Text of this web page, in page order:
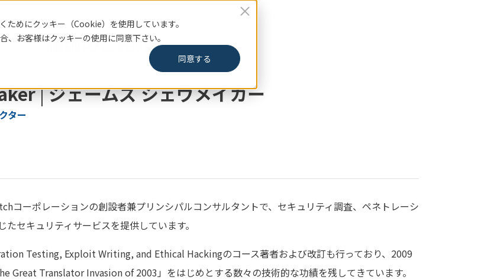
めにクッキー（Cookie）を使用しています。
、お客様はクッキーの使用に同意下さい。
同意する
講師のご紹介
|ジェームズ シェウメイカー
ター
コーポレーションの創設者兼プリンシパルコンサルタントで、セキュリティ調査、ペネトレーシ
セキュリティサービスを提供しています。
Testing, Exploit Writing, and Ethical Hackingのコース著者および改訂も行っており、2009
Great Translator Invasion of 2003」をはじめとする数々の技術的な功績を残してきています。